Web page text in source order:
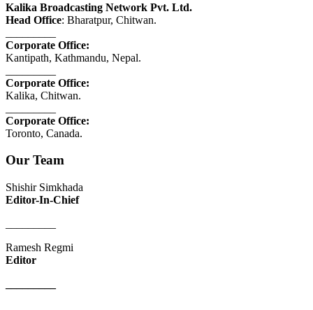
Kalika Broadcasting Network Pvt. Ltd.
Head Office: Bharatpur, Chitwan.
Corporate Office:
Kantipath, Kathmandu, Nepal.
Corporate Office:
Kalika, Chitwan.
Corporate Office:
Toronto, Canada.
Our Team
Shishir Simkhada
Editor-In-Chief
Ramesh Regmi
Editor